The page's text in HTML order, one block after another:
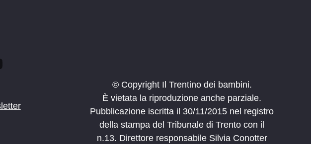
© Copyright Il Trentino dei bambini.
È vietata la riproduzione anche parziale.
Pubblicazione iscritta il 30/11/2015 nel registro
della stampa del Tribunale di Trento con il
n.13. Direttore responsabile Silvia Conotter